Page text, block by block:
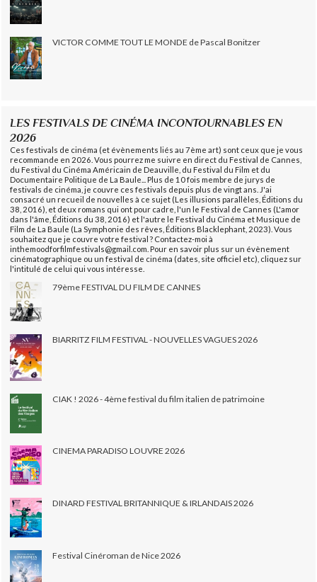
VICTOR COMME TOUT LE MONDE de Pascal Bonitzer
LES FESTIVALS DE CINÉMA INCONTOURNABLES EN
2026
Ces festivals de cinéma (et évènements liés au 7ème art) sont ceux que je vous
recommande en 2026. Vous pourrez me suivre en direct du Festival de Cannes,
du Festival du Cinéma Américain de Deauville, du Festival du Film et du
Documentaire Politique de La Baule... Plus de 10 fois membre de jurys de
festivals de cinéma, je couvre ces festivals depuis plus de vingt ans. J'ai
consacré un recueil de nouvelles à ce sujet (Les illusions parallèles, Éditions du
38, 2016), et deux romans qui ont pour cadre, l'un le Festival de Cannes (L'amor
dans l'âme, Éditions du 38, 2016) et l'autre le Festival du Cinéma et Musique de
Film de La Baule (La Symphonie des rêves, Éditions Blacklephant, 2023). Vous
souhaitez que je couvre votre festival ? Contactez-moi à
inthemoodforfilmfestivals@gmail.com. Pour en savoir plus sur un évènement
cinématographique ou un festival de cinéma (dates, site officiel etc), cliquez sur
l'intitulé de celui qui vous intéresse.
79ème FESTIVAL DU FILM DE CANNES
BIARRITZ FILM FESTIVAL - NOUVELLES VAGUES 2026
CIAK ! 2026 - 4ème festival du film italien de patrimoine
CINEMA PARADISO LOUVRE 2026
DINARD FESTIVAL BRITANNIQUE & IRLANDAIS 2026
Festival Cinéroman de Nice 2026